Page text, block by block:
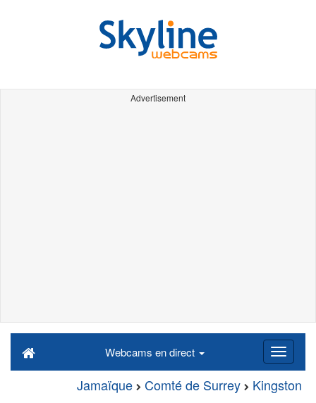
Advertisement
Webcams en direct
Jamaïque Comté de Surrey Kingston